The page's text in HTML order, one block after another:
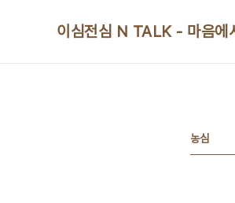
이심전심 N TALK - 마음에
농심